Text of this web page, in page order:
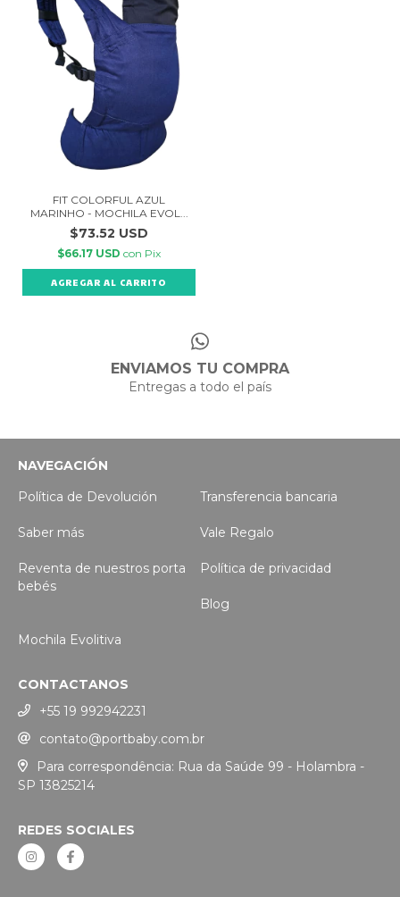
FIT COLORFUL AZUL
MARINHO - MOCHILA EVOL...
$73.52 USD
$66.17 USD con Pix
ENVIAMOS TU COMPRA
Entregas a todo el país
NAVEGACIÓN
Política de Devolución
Transferencia bancaria
Saber más Vale Regalo
Reventa de nuestros porta
bebés
Política de privacidad
Blog
Mochila Evolitiva
CONTACTANOS
+55 19 992942231
contato@portbaby.com.br
Para correspondência: Rua da Saúde 99 - Holambra -
SP 13825214
REDES SOCIALES